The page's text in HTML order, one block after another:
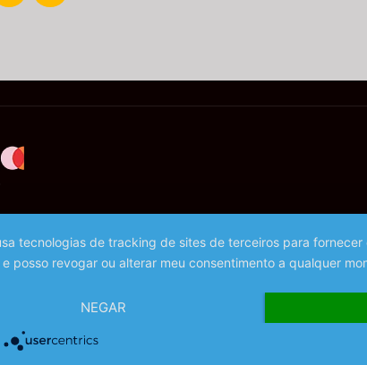
tecnologias de tracking de sites de terceiros para
posso revogar ou alterar meu consentimento a qualquer
NEGAR